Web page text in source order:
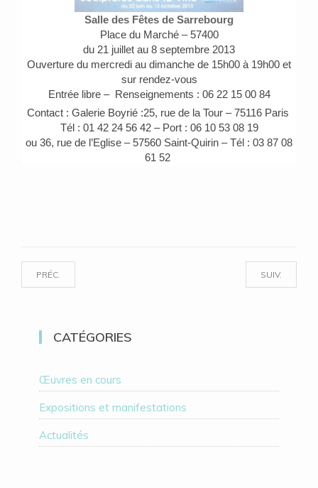
Salle des Fêtes de Sarrebourg
Place du Marché – 57400
du 21 juillet au 8 septembre 2013
Ouverture du mercredi au dimanche de 15h00 à 19h00 et
sur rendez-vous
Entrée libre – Renseignements : 06 22 15 00 84
Contact : Galerie Boyrié :25, rue de la Tour – 75116 Paris
Tél : 01 42 24 56 42 – Port : 06 10 53 08 19
ou 36, rue de l’Eglise – 57560 Saint-Quirin – Tél : 03 87 08
61 52
SUIV.
PRÉC.
CATÉGORIES
Œuvres en cours
Expositions et manifestations
Actualités